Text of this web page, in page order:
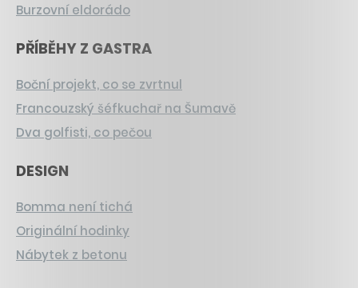
Burzovní eldorádo
PŘÍBĚHY Z GASTRA
Boční projekt, co se zvrtnul
Francouzský šéfkuchař na Šumavě
Dva golfisti, co pečou
DESIGN
Bomma není tichá
Originální hodinky
Nábytek z betonu